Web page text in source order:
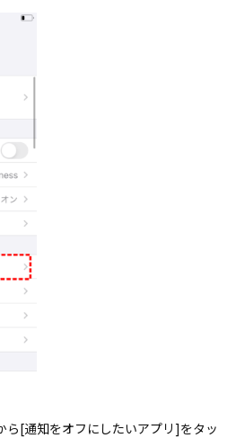
ら[通知をオフにしたいアプリ]をタッ